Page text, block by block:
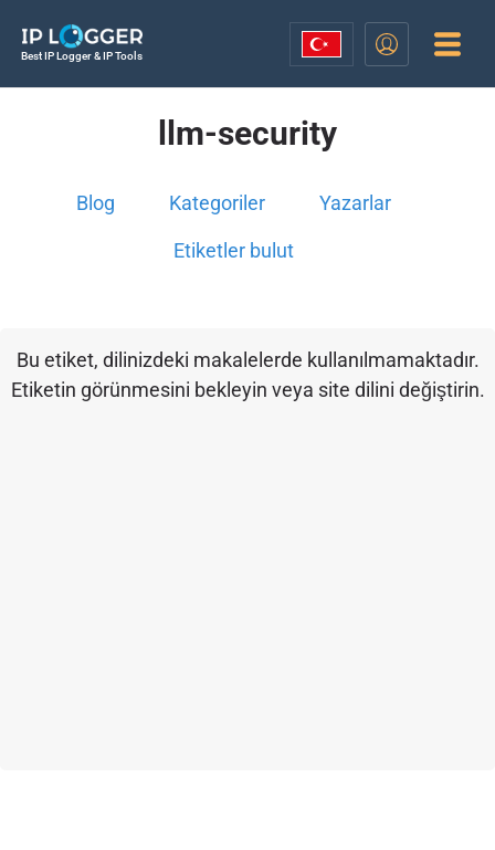
Best IP Logger & IP Tools
llm-security
Blog Kategoriler Yazarlar
Etiketler bulut